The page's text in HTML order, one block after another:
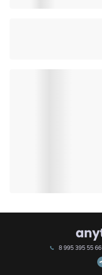
8 995 395 55 66